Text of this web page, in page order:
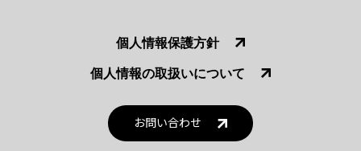
個人情報保護方針
個人情報の取扱いについて
お問い合わせ